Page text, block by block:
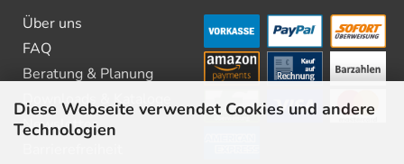
Diese Webseite verwendet Cookies und andere
Technologien
Über uns
FAQ
Beratung & Planung
Downloads & Kataloge
Newsletter